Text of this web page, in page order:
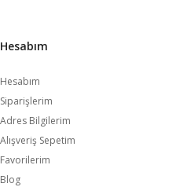
Hesabım
Hesabım
Siparişlerim
Adres Bilgilerim
Alışveriş Sepetim
Favorilerim
Blog